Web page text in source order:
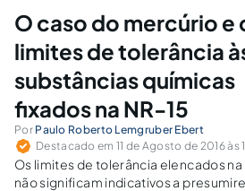
O caso do mercúrio e
limites de tolerância
substâncias químicas
fixados na NR-15
Por Paulo Roberto Lemgruber Ebert
Destacado em 11 de Agosto de 2016 às
Os limites de tolerância elencados na
não significam indicativos a